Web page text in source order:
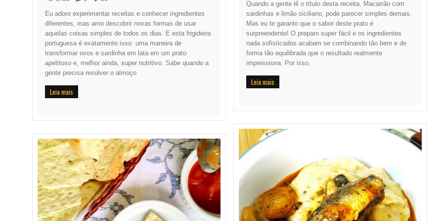
Quando a gente lê o título desta receita, Macarrão com
sardinhas e limão siciliano, pode parecer simples demais.
Mas eu te garanto que o sabor deste prato é
surpreendente! O preparo super fácil e os ingredientes
nada sofisticados acabam se combinando tão bem e de
forma tão equilibrada que o resultado realmente
impressiona. Por isso,
Leia mais
Eu adoro experimentar receitas e conhecer ingredientes
diferentes, mas amo descobrir novas formas de usar
aquelas coisas simples de todos os dias. E esta frigideira
portuguesa é exatamente isso: uma maneira de
transformar ovos e sardinha em lata em um prato
apetitoso e, melhor ainda, super nutritivo. Sabe quando a
gente precisa resolver o almoço
Leia mais